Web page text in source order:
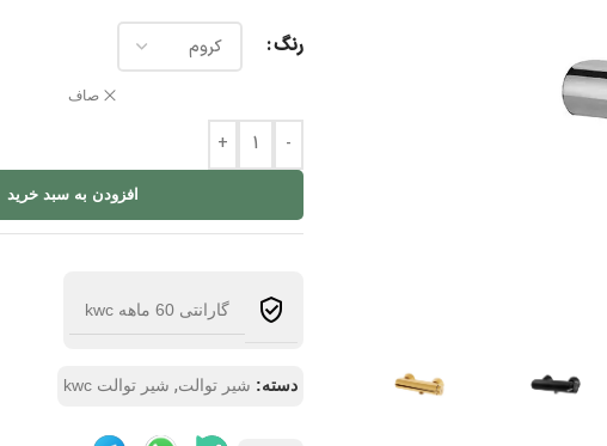
رنگ
صاف
-
+
افزودن به سبد خرید
گارانتی 60 ماهه kwc
دسته: شیر توالت, شیر توالت kwc